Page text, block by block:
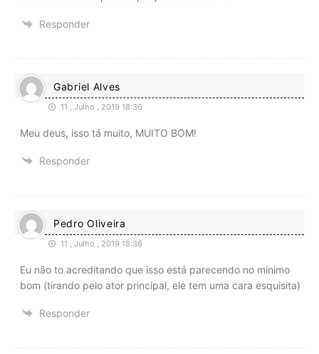
Responder
Gabriel Alves
11 , Julho , 2019 18:36
Meu deus, isso tá muito, MUITO BOM!
Responder
Pedro Oliveira
11 , Julho , 2019 18:36
Eu não to acreditando que isso está parecendo no mínimo
bom (tirando pelo ator principal, ele tem uma cara esquisita)
Responder